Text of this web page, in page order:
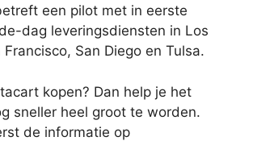
een pilot met in eerste
dag leveringsdiensten in Los
San Diego en Tulsa.
kopen? Dan help je het
sneller heel groot te worden.
de informatie op